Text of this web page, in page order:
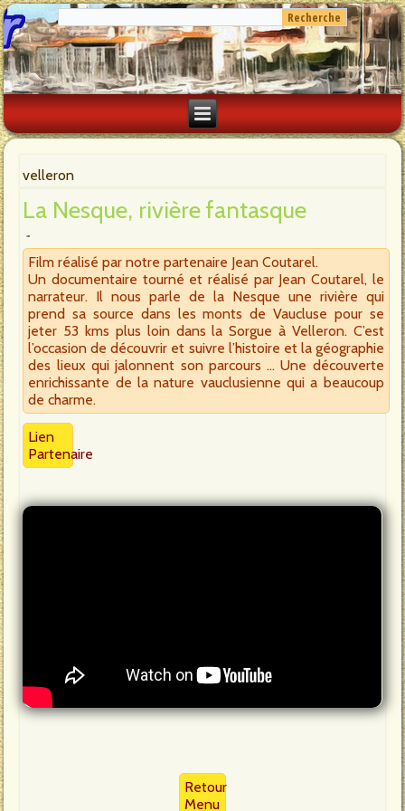
velleron
La Nesque, rivière fantasque
Film réalisé par notre partenaire Jean Coutarel.
Un documentaire tourné et réalisé par Jean Coutarel, le
narrateur. Il nous parle de la Nesque une rivière qui
prend sa source dans les monts de Vaucluse pour se
jeter 53 kms plus loin dans la Sorgue à Velleron. C’est
l’occasion de découvrir et suivre l’histoire et la géographie
des lieux qui jalonnent son parcours … Une découverte
enrichissante de la nature vauclusienne qui a beaucoup
de charme.
Lien
Partenaire
Retour
Menu